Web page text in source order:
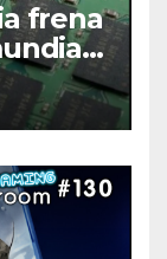
frena